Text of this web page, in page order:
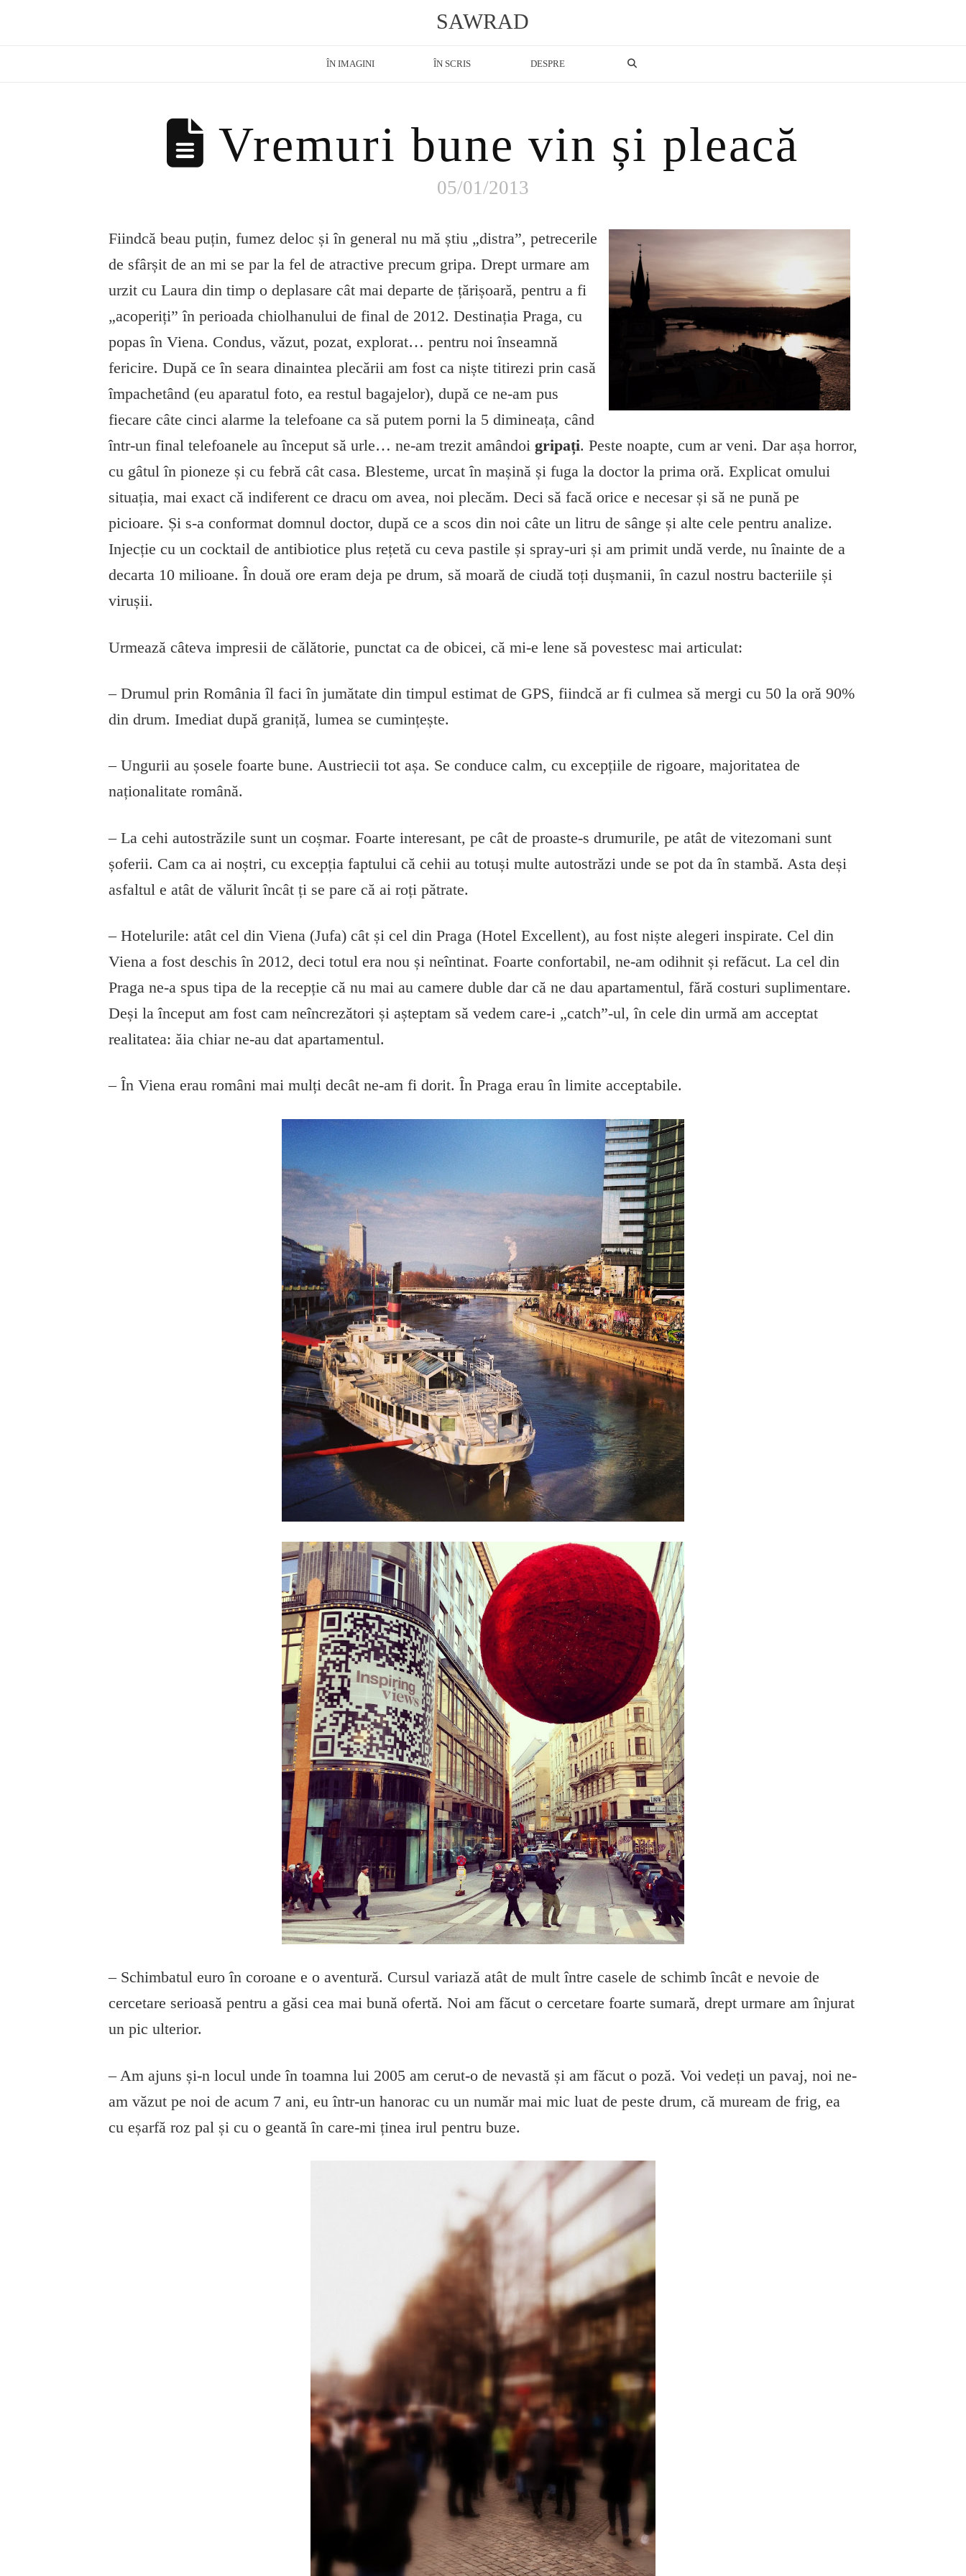
SAWRAD
ÎN IMAGINI ÎN SCRIS DESPRE
Vremuri bune vin și pleacă
05/01/2013
Fiindcă beau puțin, fumez deloc și în general nu mă știu „distra”, petrecerile
de sfârșit de an mi se par la fel de atractive precum gripa. Drept urmare am
urzit cu Laura din timp o deplasare cât mai departe de țărișoară, pentru a fi
„acoperiți” în perioada chiolhanului de final de 2012. Destinația Praga, cu
popas în Viena. Condus, văzut, pozat, explorat… pentru noi înseamnă
fericire. După ce în seara dinaintea plecării am fost ca niște titirezi prin casă
împachetând (eu aparatul foto, ea restul bagajelor), după ce ne-am pus
fiecare câte cinci alarme la telefoane ca să putem porni la 5 dimineața, când
într-un final telefoanele au început să urle… ne-am trezit amândoi gripați. Peste noapte, cum ar veni. Dar așa horror,
cu gâtul în pioneze și cu febră cât casa. Blesteme, urcat în mașină și fuga la doctor la prima oră. Explicat omului
situația, mai exact că indiferent ce dracu om avea, noi plecăm. Deci să facă orice e necesar și să ne pună pe
picioare. Și s-a conformat domnul doctor, după ce a scos din noi câte un litru de sânge și alte cele pentru analize.
Injecție cu un cocktail de antibiotice plus rețetă cu ceva pastile și spray-uri și am primit undă verde, nu înainte de a
decarta 10 milioane. În două ore eram deja pe drum, să moară de ciudă toți dușmanii, în cazul nostru bacteriile și
virușii.
Urmează câteva impresii de călătorie, punctat ca de obicei, că mi-e lene să povestesc mai articulat:
– Drumul prin România îl faci în jumătate din timpul estimat de GPS, fiindcă ar fi culmea să mergi cu 50 la oră 90%
din drum. Imediat după graniță, lumea se cumințește.
– Ungurii au șosele foarte bune. Austriecii tot așa. Se conduce calm, cu excepțiile de rigoare, majoritatea de
naționalitate română.
– La cehi autostrăzile sunt un coșmar. Foarte interesant, pe cât de proaste-s drumurile, pe atât de vitezomani sunt
șoferii. Cam ca ai noștri, cu excepția faptului că cehii au totuși multe autostrăzi unde se pot da în stambă. Asta deși
asfaltul e atât de vălurit încât ți se pare că ai roți pătrate.
– Hotelurile: atât cel din Viena (Jufa) cât și cel din Praga (Hotel Excellent), au fost niște alegeri inspirate. Cel din
Viena a fost deschis în 2012, deci totul era nou și neîntinat. Foarte confortabil, ne-am odihnit și refăcut. La cel din
Praga ne-a spus tipa de la recepție că nu mai au camere duble dar că ne dau apartamentul, fără costuri suplimentare.
Deși la început am fost cam neîncrezători și așteptam să vedem care-i „catch”-ul, în cele din urmă am acceptat
realitatea: ăia chiar ne-au dat apartamentul.
– În Viena erau români mai mulți decât ne-am fi dorit. În Praga erau în limite acceptabile.
– Schimbatul euro în coroane e o aventură. Cursul variază atât de mult între casele de schimb încât e nevoie de
cercetare serioasă pentru a găsi cea mai bună ofertă. Noi am făcut o cercetare foarte sumară, drept urmare am înjurat
un pic ulterior.
– Am ajuns și-n locul unde în toamna lui 2005 am cerut-o de nevastă și am făcut o poză. Voi vedeți un pavaj, noi ne-
am văzut pe noi de acum 7 ani, eu într-un hanorac cu un număr mai mic luat de peste drum, că muream de frig, ea
cu eșarfă roz pal și cu o geantă în care-mi ținea irul pentru buze.